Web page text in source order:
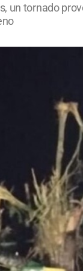
un tornado